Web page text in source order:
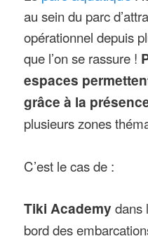
au sein du parc
opérationnel depuis
que l’on se rassure !
espaces
grâce à la
plusieurs zones
C’est le cas de :
Tiki Academy dans
bord des